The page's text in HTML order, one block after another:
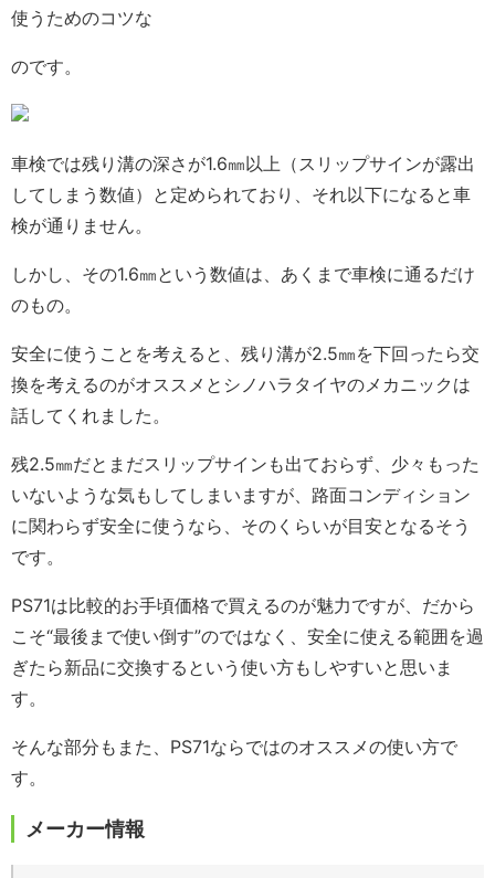
使うためのコツな
のです。
車検では残り溝の深さが1.6㎜以上（スリップサインが露出
してしまう数値）と定められており、それ以下になると車
検が通りません。
しかし、その1.6㎜という数値は、あくまで車検に通るだけ
のもの。
安全に使うことを考えると、残り溝が2.5㎜を下回ったら交
換を考えるのがオススメとシノハラタイヤのメカニックは
話してくれました。
残2.5㎜だとまだスリップサインも出ておらず、少々もった
いないような気もしてしまいますが、路面コンディション
に関わらず安全に使うなら、そのくらいが目安となるそう
です。
PS71は比較的お手頃価格で買えるのが魅力ですが、だから
こそ“最後まで使い倒す”のではなく、安全に使える範囲を過
ぎたら新品に交換するという使い方もしやすいと思いま
す。
そんな部分もまた、PS71ならではのオススメの使い方で
す。
メーカー情報